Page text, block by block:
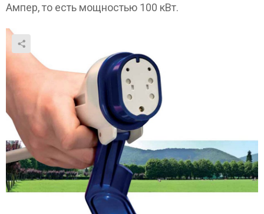
Ампер, то есть мощностью 100 кВт.